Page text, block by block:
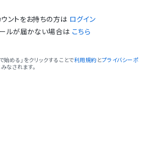
ントをお持ちの方は ログイン
ルが届かない場合は こちら
始める」をクリックすることで利用規約 とプライバシーポ
なされます。